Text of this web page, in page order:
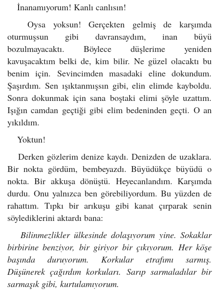
İnanamıyorum! Kanlı canlısın!
Oysa yoksun! Gerçekten gelmiş de karşımda
oturmuşsun gibi davransaydım, inan büyü
bozulmayacaktı. Böylece düşlerime yeniden
kavuşacaktım belki de, kim bilir. Ne güzel olacaktı bu
benim için. Sevincimden masadaki eline dokundum.
Şaşırdım. Sen ışıktanmışsın gibi, elin elimde kayboldu.
Sonra dokunmak için sana boştaki elimi şöyle uzattım.
Işığın camdan geçtiği gibi elim bedeninden geçti. O an
yıkıldım.
Yoktun!
Derken gözlerim denize kaydı. Denizden de uzaklara.
Bir nokta gördüm, bembeyazdı. Büyüdükçe büyüdü o
nokta. Bir akkuşa dönüştü. Heyecanlandım. Karşımda
durdu. Onu yalnızca ben görebiliyordum. Bu yüzden de
rahattım. Tıpkı bir arıkuşu gibi kanat çırparak senin
söylediklerini aktardı bana:
Bilinmezlikler ülkesinde dolaşıyorum yine. Sokaklar
birbirine benziyor, bir giriyor bir çıkıyorum. Her köşe
başında duruyorum. Korkular etrafımı sarmış.
Düşünerek çağırdım korkuları. Sarıp sarmaladılar bir
sarmaşık gibi, kurtulamıyorum.